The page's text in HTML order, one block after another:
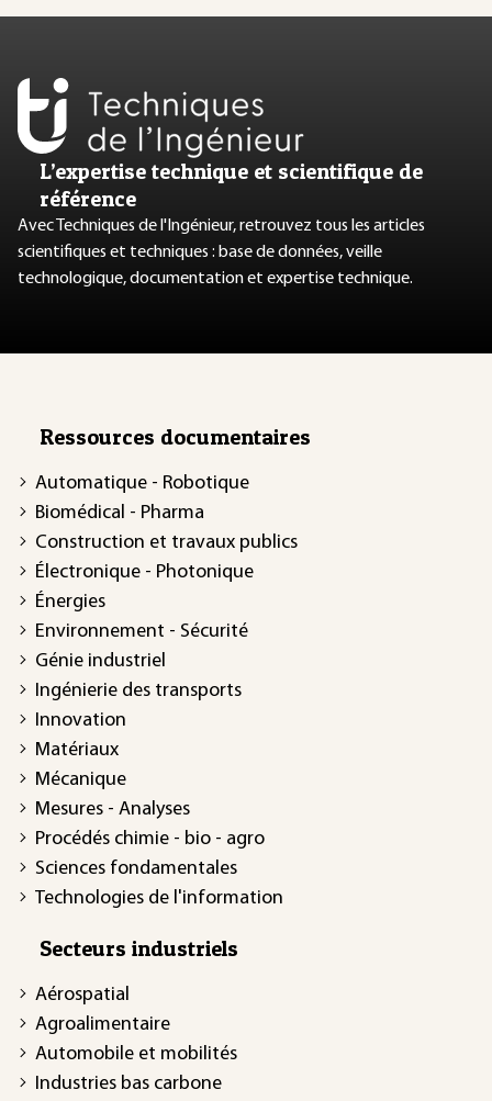
L’expertise technique et scientifique de
référence
Avec Techniques de l'Ingénieur, retrouvez tous les articles
scientifiques et techniques : base de données, veille
technologique, documentation et expertise technique.
Ressources documentaires
Automatique - Robotique
Biomédical - Pharma
Construction et travaux publics
Électronique - Photonique
Énergies
Environnement - Sécurité
Génie industriel
Ingénierie des transports
Innovation
Matériaux
Mécanique
Mesures - Analyses
Procédés chimie - bio - agro
Sciences fondamentales
Technologies de l'information
Secteurs industriels
Aérospatial
Agroalimentaire
Automobile et mobilités
Industries bas carbone